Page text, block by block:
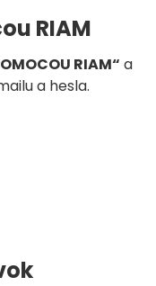
RIAM
RIAM“ a
a hesla.